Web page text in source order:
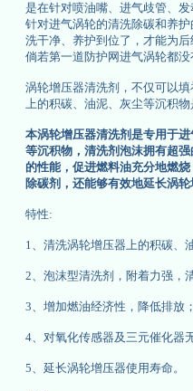
是在针对喷油嘴、进气歧管、
针对进气涡轮的清洗除碳和养
洗干净、养护到位了，才能为
倘若第一道防护网进气涡轮都
涡轮增压器清洗剂，不仅可以
上的积碳、油泥、灰尘等沉积
本涡轮增压器清洗剂是专用于
等沉积物，清洗剂泡沫拥有超
的性能，促进燃料油充分地燃
除碳剂，还能够有效地延长涡
特性:
1、清洗涡轮增压器上的积碳、
2、泡沫型清洗剂，附着力强，
3、增加燃油经济性，降低排放
4、对氧化传感器及三元催化器
5、延长涡轮增压器使用寿命。